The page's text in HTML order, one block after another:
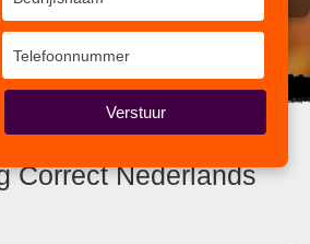
gedacht aan: IKKE IKKE IKKE...
Correct Nederlands
Verstuur